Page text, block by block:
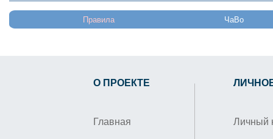
Правила ЧаВо
О ПРОЕКТЕ
Главная Личный